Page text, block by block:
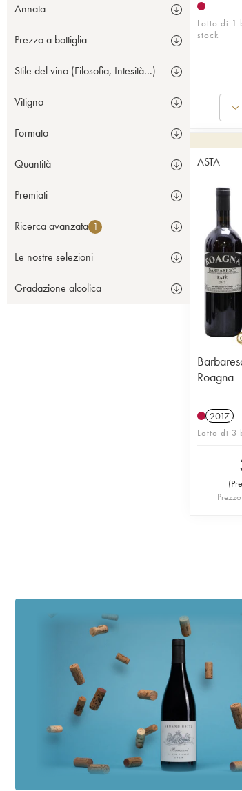
Annata
Prezzo a bottiglia
Stile del vino (Filosofia, Intesità...)
Vitigno
Formato
Quantità
Premiati
Ricerca avanzata 1
Le nostre selezioni
Gradazione alcolica
Lotto di
stock
ASTA
Roagna
2017
Lotto di 3
(